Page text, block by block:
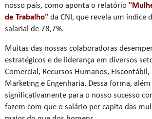
nosso país, como aponta o relatório
de Trabalho" da CNI, que revela um índice
salarial de 78,7%.
Muitas das nossas colaboradoras
estratégicos e de liderança em diversos
Comercial, Recursos Humanos, Fiscontábil,
Marketing e Engenharia. Dessa forma,
significativamente para o nosso sucesso
fazem com que o salário per capita das